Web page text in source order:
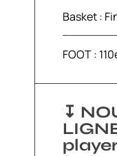
Basket :
FOOT :
↧